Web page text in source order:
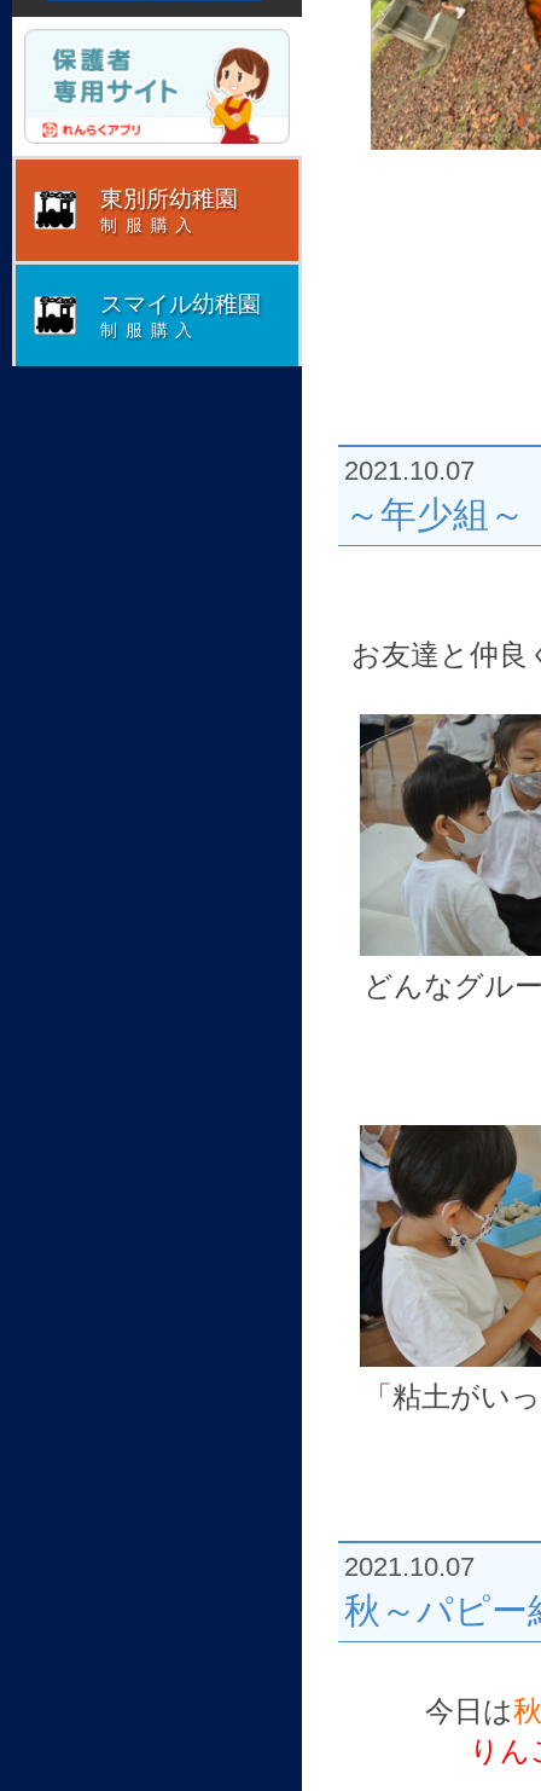
2021.10.07
～年少組～
お友達と仲良
どんなグル
「粘土がい
2021.10.07
秋～パピー
今日は秋
りん
Facebook
東別所幼稚園
制服購入
スマイル幼稚園
制服購入